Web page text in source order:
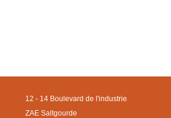
12 - 14 Boulevard de l'industrie
ZAE Saltgourde